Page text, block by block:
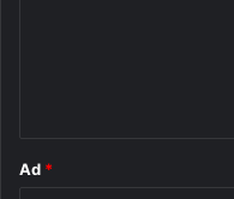
Ad *